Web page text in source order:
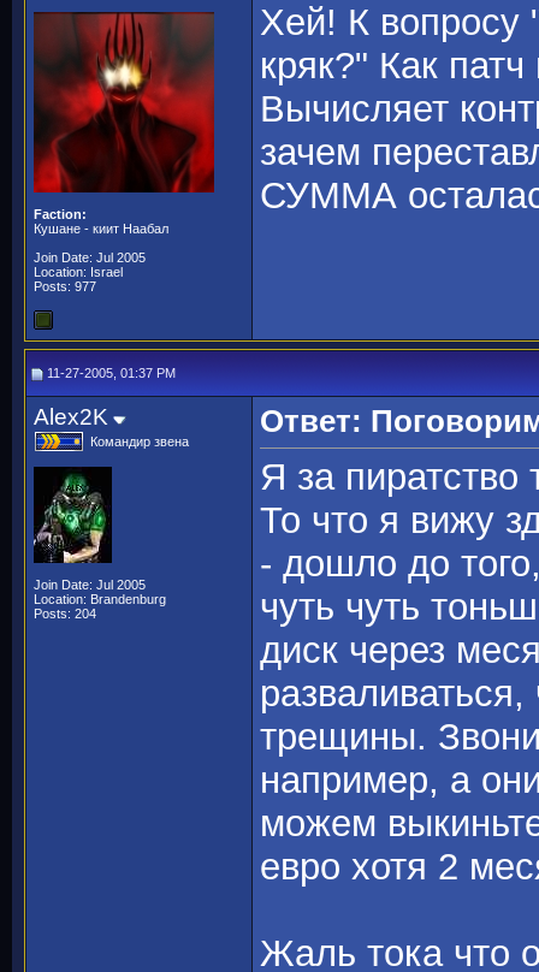
Faction:
Кушане - киит Наабал
Join Date: Jul 2005
Location: Israel
Posts: 977
Хей! К вопросу
кряк?" Как
Вычисляет
зачем
СУММА
11-27-2005, 01:37 PM
Alex2K
Командир звена
Join Date: Jul 2005
Location: Brandenburg
Posts: 204
Ответ:
Я за пиратство
То что я вижу
- дошло до
чуть чуть
диск через
трещины.
например, а
можем
евро хотя 2
Жаль тока что